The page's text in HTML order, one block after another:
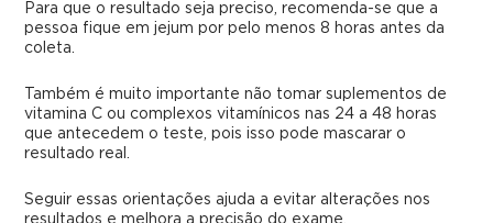
Para que o resultado seja preciso, recomenda-se que a
pessoa fique em jejum por pelo menos 8 horas antes da
coleta.
Também é muito importante não tomar suplementos de
vitamina C ou complexos vitamínicos nas 24 a 48 horas
que antecedem o teste, pois isso pode mascarar o
resultado real.
Seguir essas orientações ajuda a evitar alterações nos
resultados e melhora a precisão do exame.